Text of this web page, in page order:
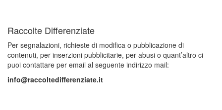
Raccolte Differenziate
Per segnalazioni, richieste di modifica o pubblicazione di
contenuti, per inserzioni pubblicitarie, per abusi o quant’altro ci
puoi contattare per email al seguente indirizzo mail:
info@raccoltedifferenziate.it